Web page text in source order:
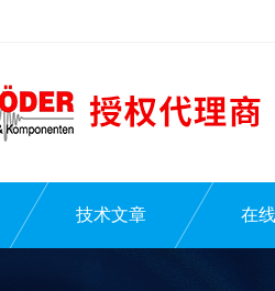
技术文章 在